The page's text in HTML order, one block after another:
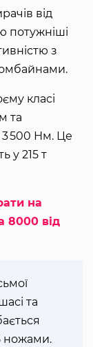
від
потужніші
з
класі
та
500 Нм. Це
у 215 т
на
8000 від
та
ножами.